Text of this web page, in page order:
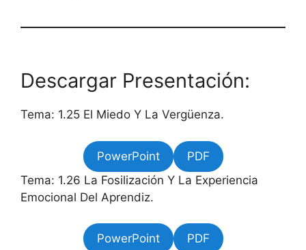
Descargar Presentación:
Tema: 1.25 El Miedo Y La Vergüenza.
PowerPoint
PDF
Tema: 1.26 La Fosilización Y La Experiencia
Emocional Del Aprendiz.
PowerPoint PDF